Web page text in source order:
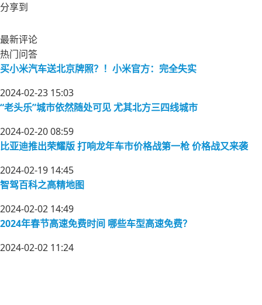
分享到
最新评论
热门问答
买小米汽车送北京牌照？！小米官方：完全失实
2024-02-23 15:03
“老头乐”城市依然随处可见 尤其北方三四线城市
2024-02-20 08:59
比亚迪推出荣耀版 打响龙年车市价格战第一枪 价格战又来袭
2024-02-19 14:45
智驾百科之高精地图
2024-02-02 14:49
2024年春节高速免费时间 哪些车型高速免费？
2024-02-02 11:24